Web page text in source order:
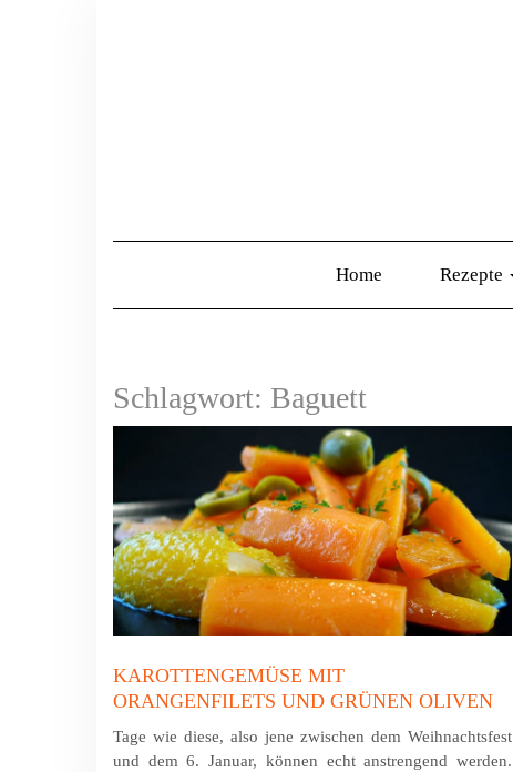
Home Rezepte
Schlagwort: Baguett
KAROTTENGEMÜSE MIT
ORANGENFILETS UND GRÜNEN OLIVEN
Tage wie diese, also jene zwischen dem Weihnachtsfest
und dem 6. Januar, können echt anstrengend werden.